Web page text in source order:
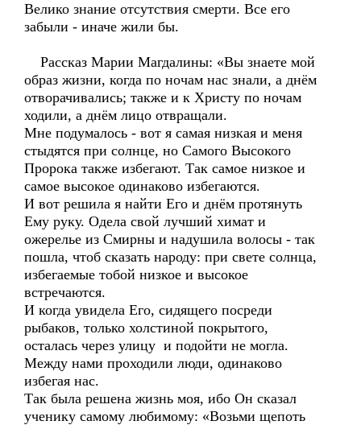
Велико знание отсутствия смерти. Все его
забыли - иначе жили бы.
Рассказ Марии Магдалины: «Вы знаете мой
образ жизни, когда по ночам нас знали, а днём
отворачивались; также и к Христу по ночам
ходили, а днём лицо отвращали.
Мне подумалось - вот я самая низкая и меня
стыдятся при солнце, но Самого Высокого
Пророка также избегают. Так самое низкое и
самое высокое одинаково избегаются.
И вот решила я найти Его и днём протянуть
Ему руку. Одела свой лучший химат и
ожерелье из Смирны и надушила волосы - так
пошла, чтоб сказать народу: при свете солнца,
избегаемые тобой низкое и высокое
встречаются.
И когда увидела Его, сидящего посреди
рыбаков, только холстиной покрытого,
осталась через улицу и подойти не могла.
Между нами проходили люди, одинаково
избегая нас.
Так была решена жизнь моя, ибо Он сказал
ученику самому любимому: «Возьми щепоть